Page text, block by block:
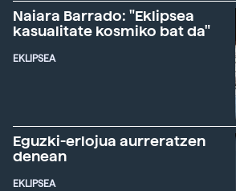
Naiara Barrado: "Eklipsea
kasualitate kosmiko bat da"
EKLIPSEA
Eguzki-erlojua aurreratzen
denean
EKLIPSEA